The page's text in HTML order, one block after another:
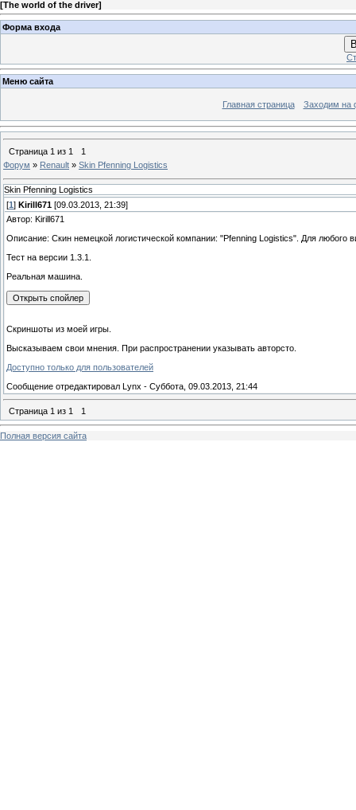
[The world of the driver]
Форма входа
Меню сайта
Главная страница Заходим на
Страница 1 из 1
1
Форум » Renault » Skin Pfenning Logistics
Skin Pfenning Logistics
[1 ] Kirill671 [09.03.2013, 21:39]
Автор: Kirill671
Описание: Скин немецкой логистической компании: "Pfenning Logistics". Для любого
Тест на версии 1.3.1.
Реальная машина.
Скриншоты из моей игры.
Высказываем свои мнения. При распространении указывать авторсто.
Доступно только для пользователей
Сообщение отредактировал
Lynx - Суббота, 09.03.2013, 21:44
Страница 1 из 1 1
Полная версия сайта